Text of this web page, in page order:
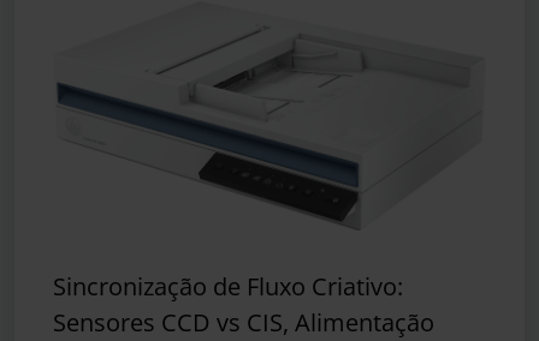
Sincronização de Fluxo Criativo:
Sensores CCD vs CIS, Alimentação